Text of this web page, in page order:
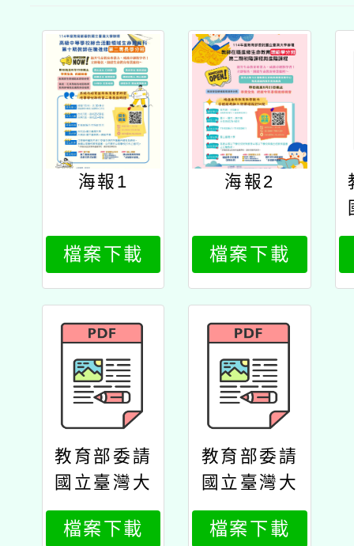
海報1
檔案下載
海報2
檔案下載
教育部委請
國立臺灣大
學辦理114
年度高級中
檔案下載
教育部委請
國立臺灣大
學辦理114
年度教師在
檔案下載